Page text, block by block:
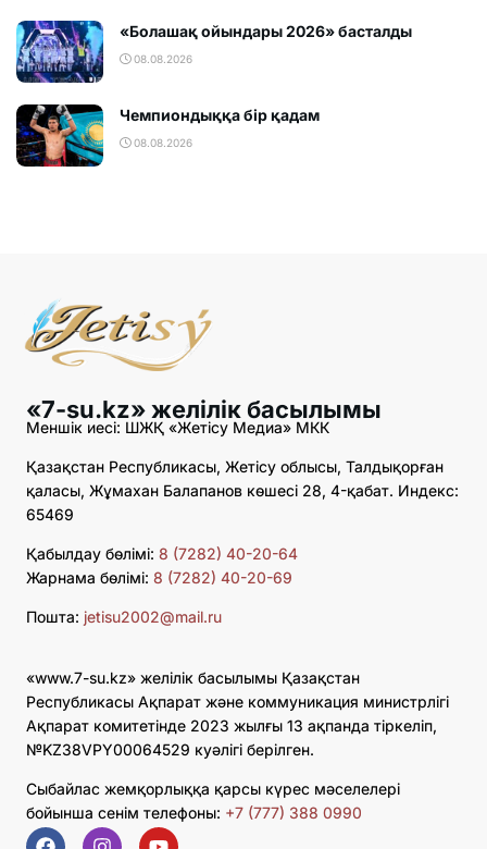
«Болашақ ойындары 2026» басталды
08.08.2026
Чемпиондыққа бір қадам
08.08.2026
«7-su.kz» желілік басылымы
Меншік иесі: ШЖҚ «Жетісу Медиа» МКК
Қазақстан Республикасы, Жетісу облысы, Талдықорған
қаласы, Жұмахан Балапанов көшесі 28, 4-қабат. Индекс:
65469
Қабылдау бөлімі: 8 (7282) 40-20-64
Жарнама бөлімі: 8 (7282) 40-20-69
Пошта: jetisu2002@mail.ru
«www.7-su.kz» желілік басылымы Қазақстан
Республикасы Ақпарат және коммуникация министрлігі
Ақпарат комитетінде 2023 жылғы 13 ақпанда тіркеліп,
№KZ38VPY00064529 куәлігі берілген.
Сыбайлас жемқорлыққа қарсы күрес мәселелері
бойынша сенім телефоны: +7 (777) 388 0990